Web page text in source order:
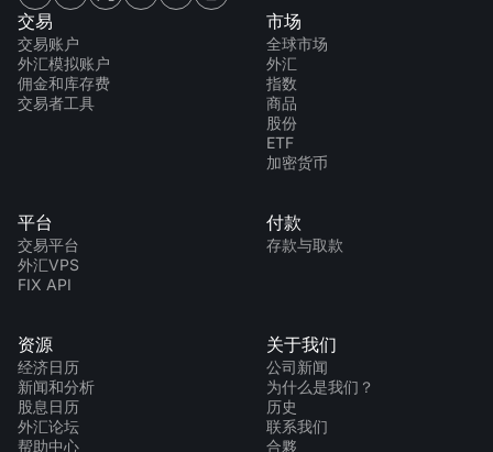
交易
交易账户
外汇模拟账户
佣金和库存费
交易者工具
市场
全球市场
外汇
指数
商品
股份
ETF
加密货币
平台
交易平台
外汇VPS
FIX API
付款
存款与取款
资源
经济日历
新闻和分析
股息日历
外汇论坛
帮助中心
关于我们
公司新闻
为什么是我们？
历史
联系我们
合夥